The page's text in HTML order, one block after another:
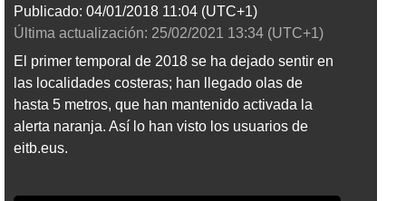
Publicado: 04/01/2018 11:04 (UTC+1)
Última actualización: 25/02/2021 13:34 (UTC+1)
El primer temporal de 2018 se ha dejado sentir en
las localidades costeras; han llegado olas de
hasta 5 metros, que han mantenido activada la
alerta naranja. Así lo han visto los usuarios de
eitb.eus.